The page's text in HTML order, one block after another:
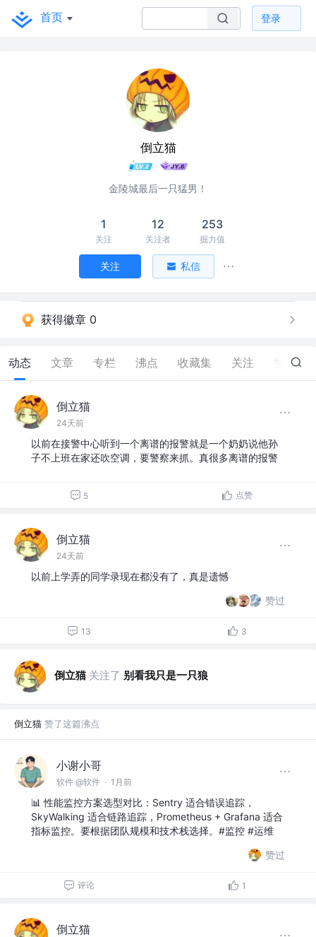
首页 登录
倒立猫
金陵城最后一只猛男！
1
关注
12
关注者
253
掘力值
关注 私信
获得徽章 0
动态 文章 专栏 沸点 收藏集 关注 36
倒立猫
24天前
以前在接警中心听到一个离谱的报警就是一个奶奶说他孙
子不上班在家还吹空调，要警察来抓。真很多离谱的报警
5 点赞
倒立猫
24天前
以前上学弄的同学录现在都没有了，真是遗憾
赞过
13 3
倒立猫 关注了 别看我只是一只狼
倒立猫 赞了这篇沸点
小谢小哥
软件 @软件 · 1月前
📊 性能监控方案选型对比：Sentry 适合错误追踪，
SkyWalking 适合链路追踪，Prometheus + Grafana 适合
指标监控。要根据团队规模和技术栈选择。#监控 #运维
赞过
评论 1
倒立猫